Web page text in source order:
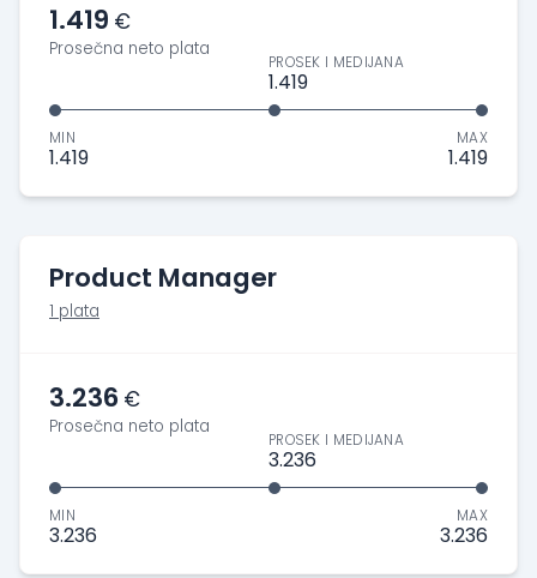
1.419 €
Prosečna neto plata
MIN
1.419
PROSEK I MEDIJANA
1.419
MAX
1.419
Product Manager
1 plata
3.236 €
Prosečna neto plata
MIN
3.236
PROSEK I MEDIJANA
3.236
MAX
3.236